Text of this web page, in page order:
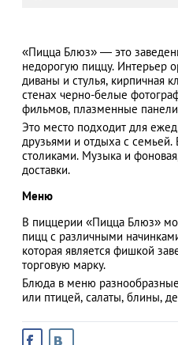
АЗАД
«Пицца Блюз» — это
недорогую пиццу. Интерьер
диваны и стулья, кирпичная
стенах черно-белые
фильмов, плазменные
Это место подходит для
друзьями и отдыха с семьей.
столиками. Музыка и
доставки.
Меню
В пиццерии «Пицца Блюз»
пицц с различными
которая является фишкой
торговую марку.
Блюда в меню
или птицей, салаты, блины,